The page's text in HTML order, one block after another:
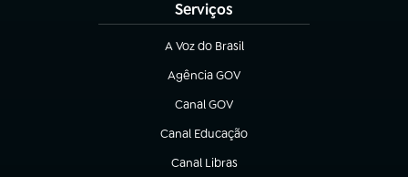
Serviços
A Voz do Brasil
(abre em nova aba)
Agência GOV
(abre em nova aba)
Canal GOV
(abre em nova aba)
Canal Educação
(abre em nova aba)
Canal Libras
(abre em nova aba)